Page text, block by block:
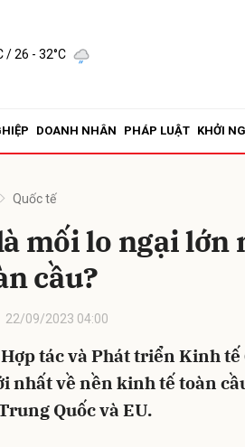
/ 26 - 32°C
DOANH NHÂN PHÁP LUẬT KHỞI
Quốc tế
mối lo ngại lớn
cầu?
22/09/2023 04:00
tác và Phát triển Kinh
nhất về nền kinh tế toàn
Quốc và EU.